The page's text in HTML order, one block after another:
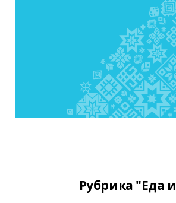
Рубрика "Еда